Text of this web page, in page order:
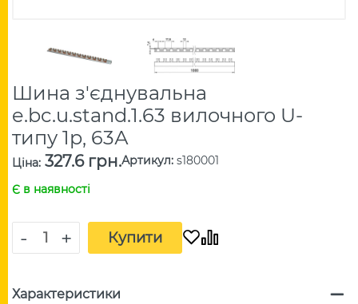
Шина з'єднувальна
e.bc.u.stand.1.63 вилочного U-
типу 1р, 63А
Ціна: 327.6 грн.Артикул: s180001
Є в наявності
- + Купити
Характеристики